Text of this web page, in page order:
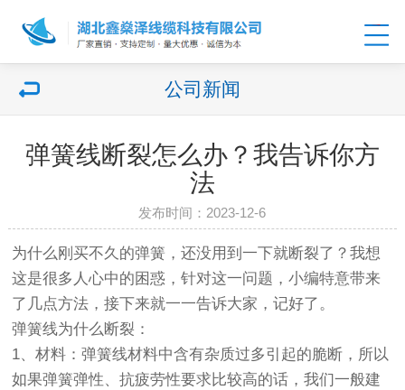
公司新闻
弹簧线断裂怎么办？我告诉你方
法
发布时间：2023-12-6
为什么刚买不久的弹簧，还没用到一下就断裂了？我想
这是很多人心中的困惑，针对这一问题，小编特意带来
了几点方法，接下来就一一告诉大家，记好了。
弹簧线为什么断裂：
1、材料：弹簧线材料中含有杂质过多引起的脆断，所以
如果弹簧弹性、抗疲劳性要求比较高的话，我们一般建